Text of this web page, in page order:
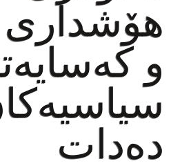
هۆشداری
و
دەدات